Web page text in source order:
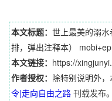
本文标题： 世上最美的溺
排，弹出注释本）
本文链接： https://
作者授权： 除特别说明外，
令|走向自由之路 刊载发布。